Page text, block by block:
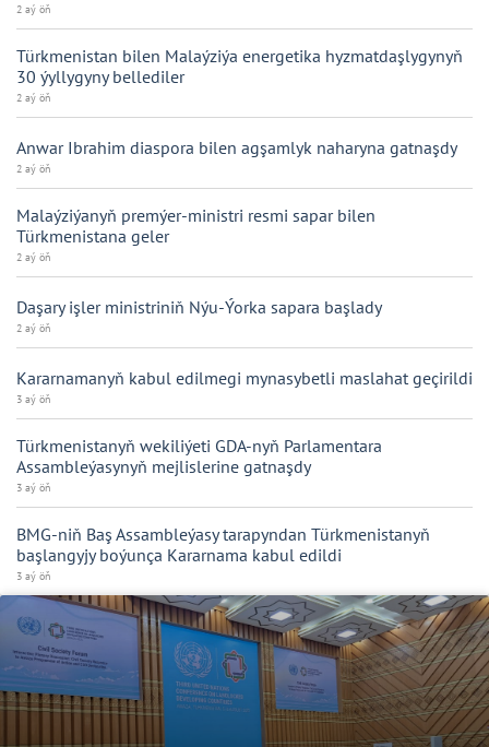
2 aý öň
Türkmenistan bilen Malaýziýa energetika hyzmatdaşlygynyň
30 ýyllygyny bellediler
2 aý öň
Anwar Ibrahim diaspora bilen agşamlyk naharyna gatnaşdy
2 aý öň
Malaýziýanyň premýer-ministri resmi sapar bilen
Türkmenistana geler
2 aý öň
Daşary işler ministriniň Nýu-Ýorka sapara başlady
2 aý öň
Kararnamanyň kabul edilmegi mynasybetli maslahat geçirildi
3 aý öň
Türkmenistanyň wekiliýeti GDA-nyň Parlamentara
Assambleýasynyň mejlislerine gatnaşdy
3 aý öň
BMG-niň Baş Assambleýasy tarapyndan Türkmenistanyň
başlangyjy boýunça Kararnama kabul edildi
3 aý öň